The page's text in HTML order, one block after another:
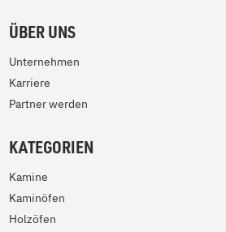
ÜBER UNS
Unternehmen
Karriere
Partner werden
KATEGORIEN
Kamine
Kaminöfen
Holzöfen